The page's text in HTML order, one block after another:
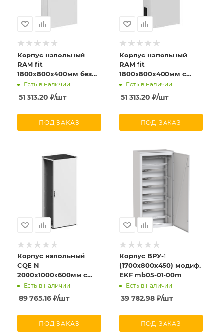
Корпус напольный
RAM fit
1800х800х400мм без
боков. вырезов DKC
R6NFW188040
Есть в наличии
51 313.20 ₽/шт
ПОД ЗАКАЗ
Корпус напольный
RAM fit
1800х800х400мм с
боков. вырезами DKC
R6NFW188040F
Есть в наличии
51 313.20 ₽/шт
ПОД ЗАКАЗ
Корпус напольный
CQE N
2000х1000х600мм с
одностворчат. дверью
и с задн. панелью
собран. RAM block DKC
Есть в наличии
89 765.16 ₽/шт
ПОД ЗАКАЗ
Корпус ВРУ-1
(1700х800х450) модиф.
EKF mb05-01-00m
Есть в наличии
39 782.98₽/шт
ПОД ЗАКАЗ